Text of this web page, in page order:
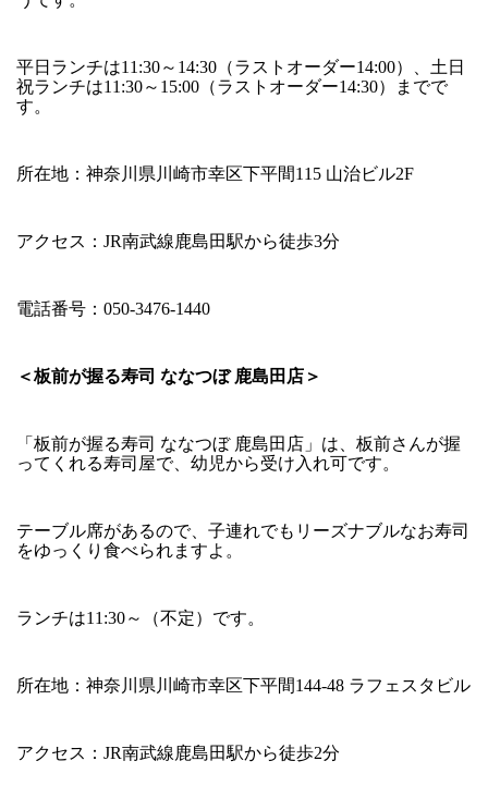
平日ランチは11:30～14:30（ラストオーダー14:00）、土日
祝ランチは11:30～15:00（ラストオーダー14:30）までで
す。
所在地：神奈川県川崎市幸区下平間115 山治ビル2F
アクセス：JR南武線鹿島田駅から徒歩3分
電話番号：050-3476-1440
＜板前が握る寿司 ななつぼ 鹿島田店＞
「板前が握る寿司 ななつぼ 鹿島田店」は、板前さんが握
ってくれる寿司屋で、幼児から受け入れ可です。
テーブル席があるので、子連れでもリーズナブルなお寿司
をゆっくり食べられますよ。
ランチは11:30～（不定）です。
所在地：神奈川県川崎市幸区下平間144-48 ラフェスタビル
アクセス：JR南武線鹿島田駅から徒歩2分